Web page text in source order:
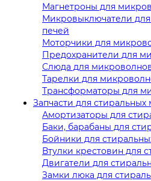
Магнетроны для
Микровыключатели
печей
Моторчики для
Предохранители для
Слюда для
Тарелки для
Трансформаторы для
Запчасти для
Амортизаторы для
Баки, барабаны для
Бойники для
Втулки крестовин для
Двигатели для
Замки люка для